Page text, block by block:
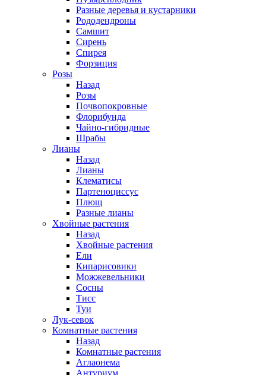
Разные деревья и кустарники
Рододендроны
Самшит
Сирень
Спирея
Форзиция
Розы
Назад
Розы
Почвопокровные
Флорибунда
Чайно-гибридные
Шрабы
Лианы
Назад
Лианы
Клематисы
Партеноциссус
Плющ
Разные лианы
Хвойные растения
Назад
Хвойные растения
Ели
Кипарисовики
Можжевельники
Сосны
Тисс
Туи
Лук-севок
Комнатные растения
Назад
Комнатные растения
Аглаонема
Антуриум